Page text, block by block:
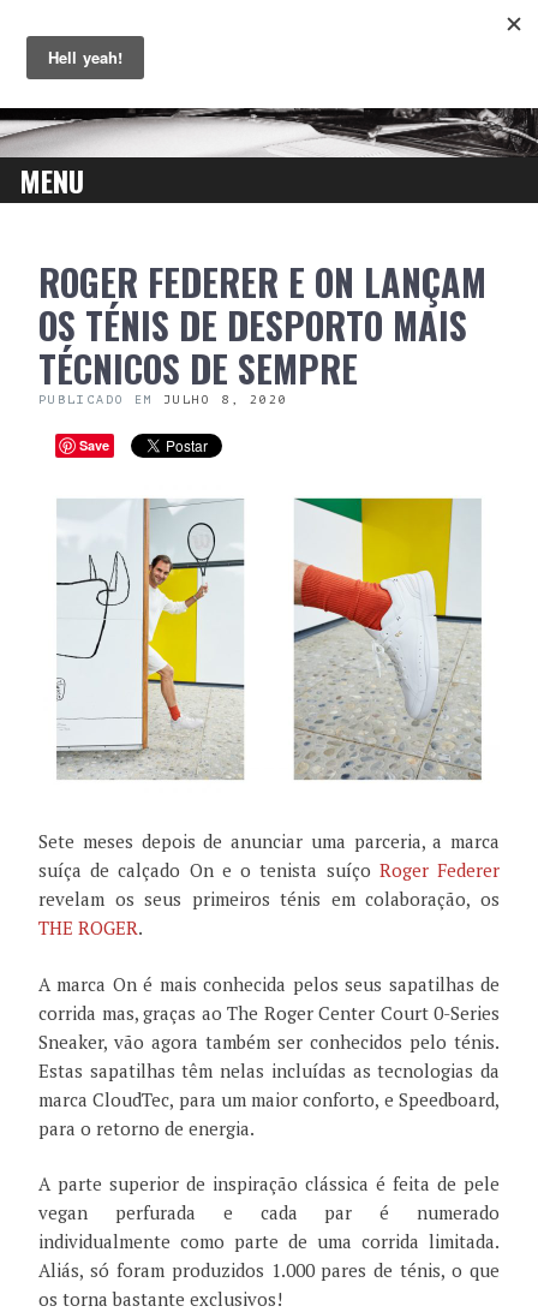
MENU
CONTENTROGER FEDERER E ON LANÇAM
OS TÉNIS DE DESPORTO MAIS
TÉCNICOS DE SEMPRE
PUBLICADO EM JULHO 8, 2020
Save
Sete meses depois de anunciar uma parceria, a marca
suíça de calçado On e o tenista suíço Roger Federer
revelam os seus primeiros ténis em colaboração, os
THE ROGER.
A marca On é mais conhecida pelos seus sapatilhas de
corrida mas, graças ao The Roger Center Court 0-Series
Sneaker, vão agora também ser conhecidos pelo ténis.
Estas sapatilhas têm nelas incluídas as tecnologias da
marca CloudTec, para um maior conforto, e Speedboard,
para o retorno de energia.
A parte superior de inspiração clássica é feita de pele
vegan perfurada e cada par é numerado
individualmente como parte de uma corrida limitada.
Aliás, só foram produzidos 1.000 pares de ténis, o que
os torna bastante exclusivos!